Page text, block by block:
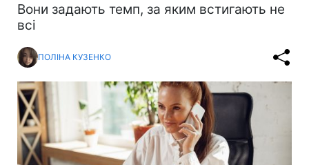
Вони задають темп, за яким встигають не
всі
ПОЛІНА КУЗЕНКО